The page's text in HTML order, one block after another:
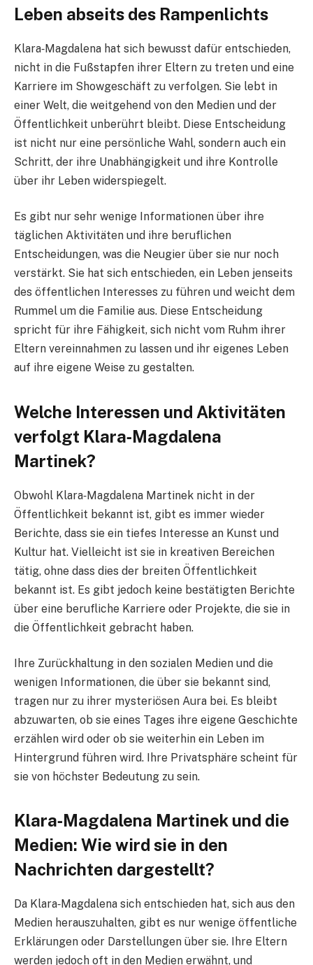
Leben abseits des Rampenlichts
Klara‑Magdalena hat sich bewusst dafür entschieden,
nicht in die Fußstapfen ihrer Eltern zu treten und eine
Karriere im Showgeschäft zu verfolgen. Sie lebt in
einer Welt, die weitgehend von den Medien und der
Öffentlichkeit unberührt bleibt. Diese Entscheidung
ist nicht nur eine persönliche Wahl, sondern auch ein
Schritt, der ihre Unabhängigkeit und ihre Kontrolle
über ihr Leben widerspiegelt.
Es gibt nur sehr wenige Informationen über ihre
täglichen Aktivitäten und ihre beruflichen
Entscheidungen, was die Neugier über sie nur noch
verstärkt. Sie hat sich entschieden, ein Leben jenseits
des öffentlichen Interesses zu führen und weicht dem
Rummel um die Familie aus. Diese Entscheidung
spricht für ihre Fähigkeit, sich nicht vom Ruhm ihrer
Eltern vereinnahmen zu lassen und ihr eigenes Leben
auf ihre eigene Weise zu gestalten.
Welche Interessen und Aktivitäten
verfolgt Klara‑Magdalena
Martinek?
Obwohl Klara‑Magdalena Martinek nicht in der
Öffentlichkeit bekannt ist, gibt es immer wieder
Berichte, dass sie ein tiefes Interesse an Kunst und
Kultur hat. Vielleicht ist sie in kreativen Bereichen
tätig, ohne dass dies der breiten Öffentlichkeit
bekannt ist. Es gibt jedoch keine bestätigten Berichte
über eine berufliche Karriere oder Projekte, die sie in
die Öffentlichkeit gebracht haben.
Ihre Zurückhaltung in den sozialen Medien und die
wenigen Informationen, die über sie bekannt sind,
tragen nur zu ihrer mysteriösen Aura bei. Es bleibt
abzuwarten, ob sie eines Tages ihre eigene Geschichte
erzählen wird oder ob sie weiterhin ein Leben im
Hintergrund führen wird. Ihre Privatsphäre scheint für
sie von höchster Bedeutung zu sein.
Klara‑Magdalena Martinek und die
Medien: Wie wird sie in den
Nachrichten dargestellt?
Da Klara‑Magdalena sich entschieden hat, sich aus den
Medien herauszuhalten, gibt es nur wenige öffentliche
Erklärungen oder Darstellungen über sie. Ihre Eltern
werden jedoch oft in den Medien erwähnt, und